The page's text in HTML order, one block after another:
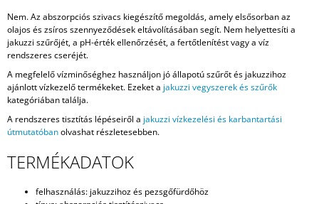
Nem. Az abszorpciós szivacs kiegészítő megoldás, amely elsősorban az
olajos és zsíros szennyeződések eltávolításában segít. Nem helyettesíti a
jakuzzi szűrőjét, a pH-érték ellenőrzését, a fertőtlenítést vagy a víz
rendszeres cseréjét.
A megfelelő vízminőséghez használjon jó állapotú szűrőt és jakuzzihoz
ajánlott vízkezelő termékeket. Ezeket a jakuzzi vegyszerek és szűrők
kategóriában találja.
A rendszeres tisztítás lépéseiről a jakuzzi vízkezelési és karbantartási
útmutatóbanolvashat részletesebben.
TERMÉKADATOK
felhasználás: jakuzzihoz és pezsgőfürdőhöz